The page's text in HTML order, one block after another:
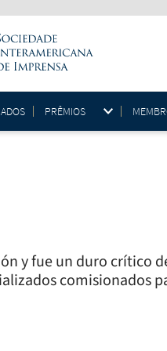
PRÊMIOS
y fue un duro crítico
comisionados